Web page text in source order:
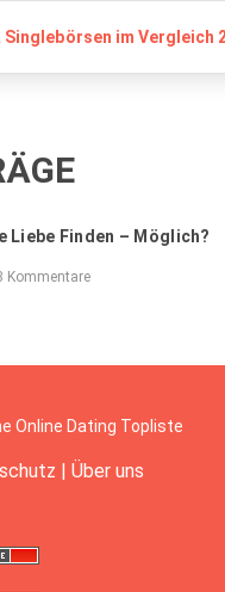
Singlebörsen im Vergleich
Liebe Finden – Möglich?
Kommentare
Online Dating Topliste
| Über uns